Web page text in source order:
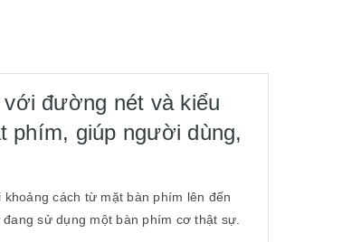
đường nét và kiểu
phím, giúp người dùng,
cách từ mặt bàn phím lên đến
sử dụng một bàn phím cơ thật sự.